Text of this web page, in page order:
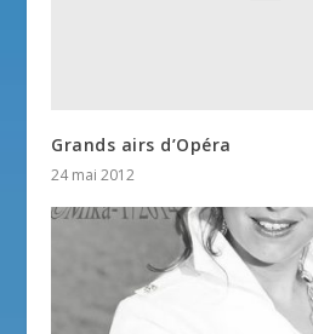
Grands airs d’Opéra
24 mai 2012